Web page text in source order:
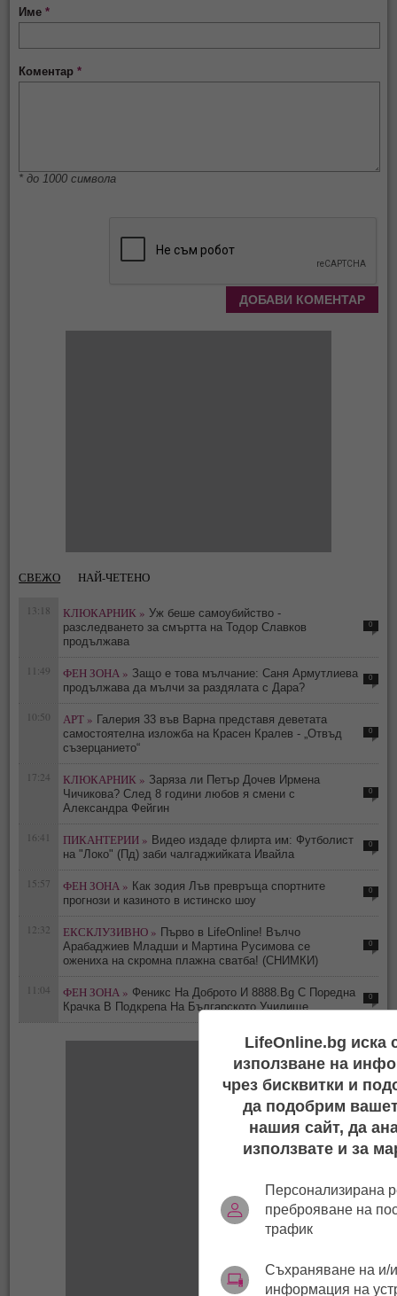
Име*
Коментар*
* до 1000 символа
СВЕЖО НАЙ-ЧЕТЕНО
13:18 КЛЮКАРНИК » Уж беше самоубийство -
разследването за смъртта на Тодор Славков
продължава
0
11:49 ФЕН ЗОНА » Защо е това мълчание: Саня Армутлиева
продължава да мълчи за раздялата с Дара?
0
10:50 АРТ » Галерия 33 във Варна представя деветата
самостоятелна изложба на Красен Кралев - „Отвъд
съзерцанието“
0
17:24 КЛЮКАРНИК » Заряза ли Петър Дочев Ирмена
Чичикова? След 8 години любов я смени с
Александра Фейгин
0
16:41 ПИКАНТЕРИИ » Видео издаде флирта им: Футболист
на "Локо" (Пд) заби чалгаджийката Ивайла
0
15:57 ФЕН ЗОНА » Как зодия Лъв превръща спортните
прогнози и казиното в истинско шоу
0
12:32 ЕКСКЛУЗИВНО » Първо в LifeOnline! Вълчо
Арабаджиев Младши и Мартина Русимова сe
oжениха на скромна плажна сватба! (СНИМКИ)
0
11:04 ФЕН ЗОНА » Феникс На Доброто И 8888.Bg С Поредна
Крачка В Подкрепа На Българското Училище
0
LifeOnline.bg иска
използване на
чрез бисквитки и
да подобрим
нашия сайт, да
използвате и за
Персонализирана
преброяване на
трафик
Съхраняване на и/
информация на